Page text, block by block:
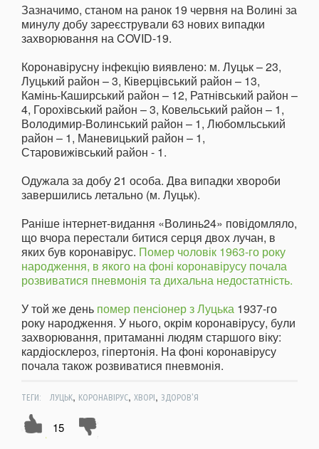
Зазначимо, станом на ранок 19 червня на Волині за
минулу добу зареєстрували 63 нових випадки
захворювання на COVID-19.
Коронавірусну інфекцію виявлено: м. Луцьк – 23,
Луцький район – 3, Ківерцівський район – 13,
Камінь-Каширський район – 12, Ратнівський район –
4, Горохівський район – 3, Ковельський район – 1,
Володимир-Волинський район – 1, Любомльський
район – 1, Маневицький район – 1,
Старовижівський район - 1.
Одужала за добу 21 особа. Два випадки хвороби
завершились летально (м. Луцьк).
Раніше інтернет-видання «Волинь24» повідомляло,
що вчора перестали битися серця двох лучан, в
яких був коронавірус. Помер чоловік 1963-го року
народження, в якого на фоні коронавірусу почала
розвиватися пневмонія та дихальна недостатність.
У той же день помер пенсіонер з Луцька 1937-го
року народження. У нього, окрім коронавірусу, були
захворювання, притаманні людям старшого віку:
кардіосклероз, гіпертонія. На фоні коронавірусу
почала також розвиватися пневмонія.
ТЕГИ: ЛУЦЬК, КОРОНАВІРУС, ХВОРІ, ЗДОРОВ'Я
15